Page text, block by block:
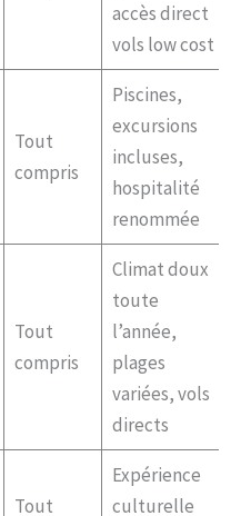
accès direct
vols low cost
Tout
compris
Piscines,
excursions
incluses,
hospitalité
renommée
Tout
compris
Climat doux
toute
l’année,
plages
variées, vols
directs
Tout
Expérience
culturelle